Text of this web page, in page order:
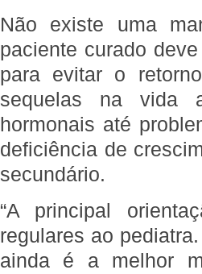
Não existe uma
paciente curado
para evitar o
sequelas na vida
hormonais até
deficiência de
secundário.
“A principal
regulares ao
ainda é a melhor